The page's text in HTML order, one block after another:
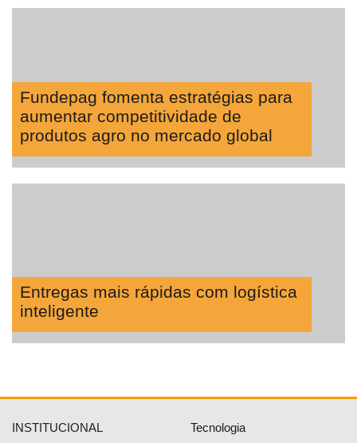
Fundepag fomenta estratégias para
aumentar competitividade de
produtos agro no mercado global
Entregas mais rápidas com logística
inteligente
INSTITUCIONAL Tecnologia